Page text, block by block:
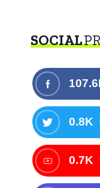
SOCIAL
0.8K
0.7K